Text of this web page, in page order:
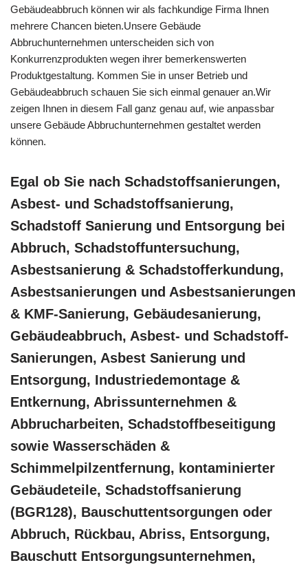
Gebäudeabbruch können wir als fachkundige Firma Ihnen
mehrere Chancen bieten.Unsere Gebäude
Abbruchunternehmen unterscheiden sich von
Konkurrenzprodukten wegen ihrer bemerkenswerten
Produktgestaltung. Kommen Sie in unser Betrieb und
Gebäudeabbruch schauen Sie sich einmal genauer an.Wir
zeigen Ihnen in diesem Fall ganz genau auf, wie anpassbar
unsere Gebäude Abbruchunternehmen gestaltet werden
können.
Egal ob Sie nach Schadstoffsanierungen,
Asbest- und Schadstoffsanierung,
Schadstoff Sanierung und Entsorgung bei
Abbruch, Schadstoffuntersuchung,
Asbestsanierung & Schadstofferkundung,
Asbestsanierungen und Asbestsanierungen
& KMF-Sanierung, Gebäudesanierung,
Gebäudeabbruch, Asbest- und Schadstoff-
Sanierungen, Asbest Sanierung und
Entsorgung, Industriedemontage &
Entkernung, Abrissunternehmen &
Abbrucharbeiten, Schadstoffbeseitigung
sowie Wasserschäden &
Schimmelpilzentfernung, kontaminierter
Gebäudeteile, Schadstoffsanierung
(BGR128), Bauschuttentsorgungen oder
Abbruch, Rückbau, Abriss, Entsorgung,
Bauschutt Entsorgungsunternehmen,